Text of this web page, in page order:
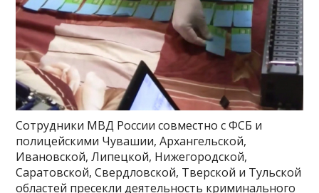
Сотрудники МВД России совместно с ФСБ и
полицейскими Чувашии, Архангельской,
Ивановской, Липецкой, Нижегородской,
Саратовской, Свердловской, Тверской и Тульской
областей пресекли деятельность криминального